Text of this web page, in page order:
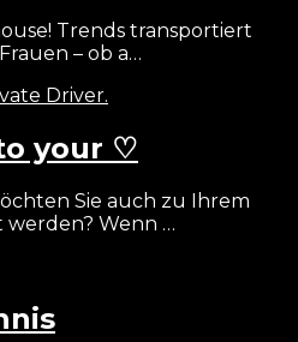
Trends transportiert
– ob a…
to your ♡
Sie auch zu Ihrem
werden? Wenn …